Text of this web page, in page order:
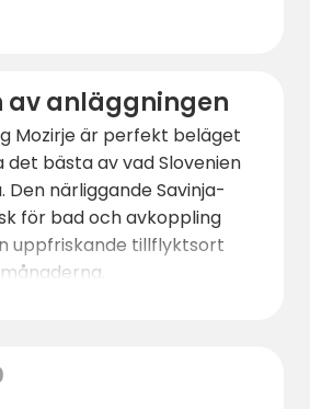
av anläggningen
Mozirje är perfekt beläget
bästa av vad Slovenien
Den närliggande Savinja-
för bad och avkoppling
uppfriskande tillflyktsort
närhet till Natura 2000-